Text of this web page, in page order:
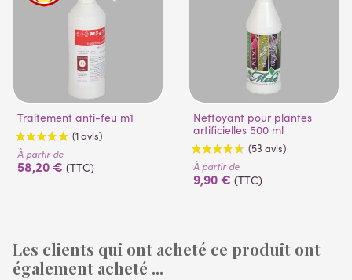
Traitement anti-feu m1
À partir de
58,20 € (TTC)
Nettoyant pour plantes
artificielles 500 ml
À partir de
9,90 € (TTC)
Les clients qui ont acheté ce produit ont
également acheté ...